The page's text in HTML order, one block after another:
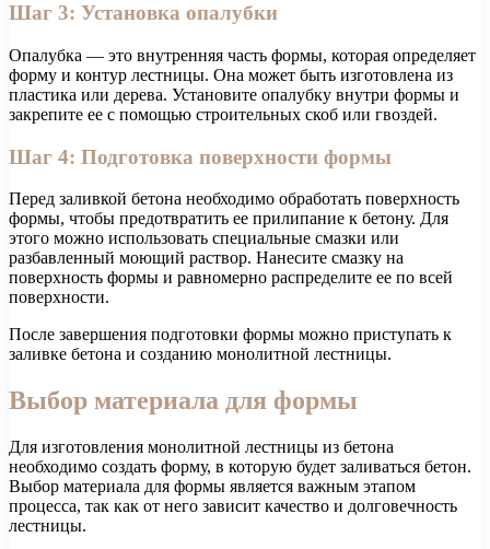
Шаг 3: Установка опалубки
Опалубка — это внутренняя часть формы, которая определяет
форму и контур лестницы. Она может быть изготовлена из
пластика или дерева. Установите опалубку внутри формы и
закрепите ее с помощью строительных скоб или гвоздей.
Шаг 4: Подготовка поверхности формы
Перед заливкой бетона необходимо обработать поверхность
формы, чтобы предотвратить ее прилипание к бетону. Для
этого можно использовать специальные смазки или
разбавленный моющий раствор. Нанесите смазку на
поверхность формы и равномерно распределите ее по всей
поверхности.
После завершения подготовки формы можно приступать к
заливке бетона и созданию монолитной лестницы.
Выбор материала для формы
Для изготовления монолитной лестницы из бетона
необходимо создать форму, в которую будет заливаться бетон.
Выбор материала для формы является важным этапом
процесса, так как от него зависит качество и долговечность
лестницы.